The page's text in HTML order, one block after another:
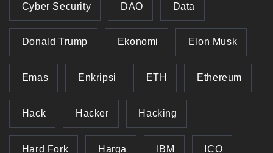
Cyber Security DAO Data
Donald Trump Ekonomi Elon Musk
Emas Enkripsi ETH Ethereum
Hack Hacker Hacking
Hard Fork Harga IBM ICO